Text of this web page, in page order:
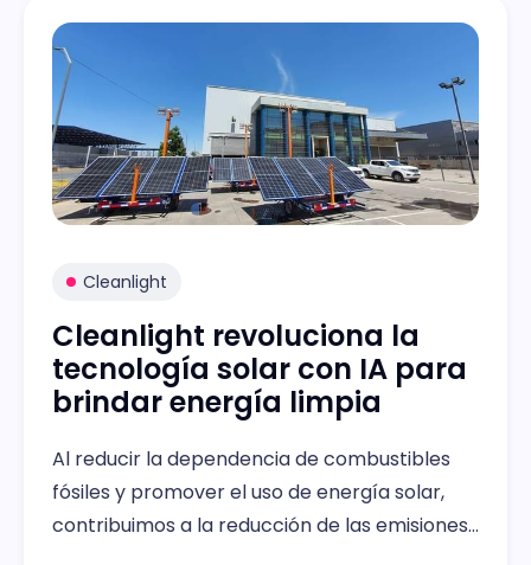
Cleanlight
Cleanlight revoluciona la
tecnología solar con IA para
brindar energía limpia
Al reducir la dependencia de combustibles
fósiles y promover el uso de energía solar,
contribuimos a la reducción de las emisiones